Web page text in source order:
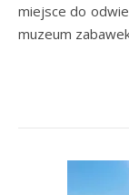
miejsce do
muzeum